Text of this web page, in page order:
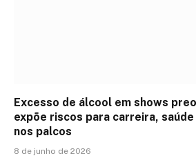
Excesso de álcool em shows
expõe riscos para carreira,
nos palcos
8 de junho de 2026